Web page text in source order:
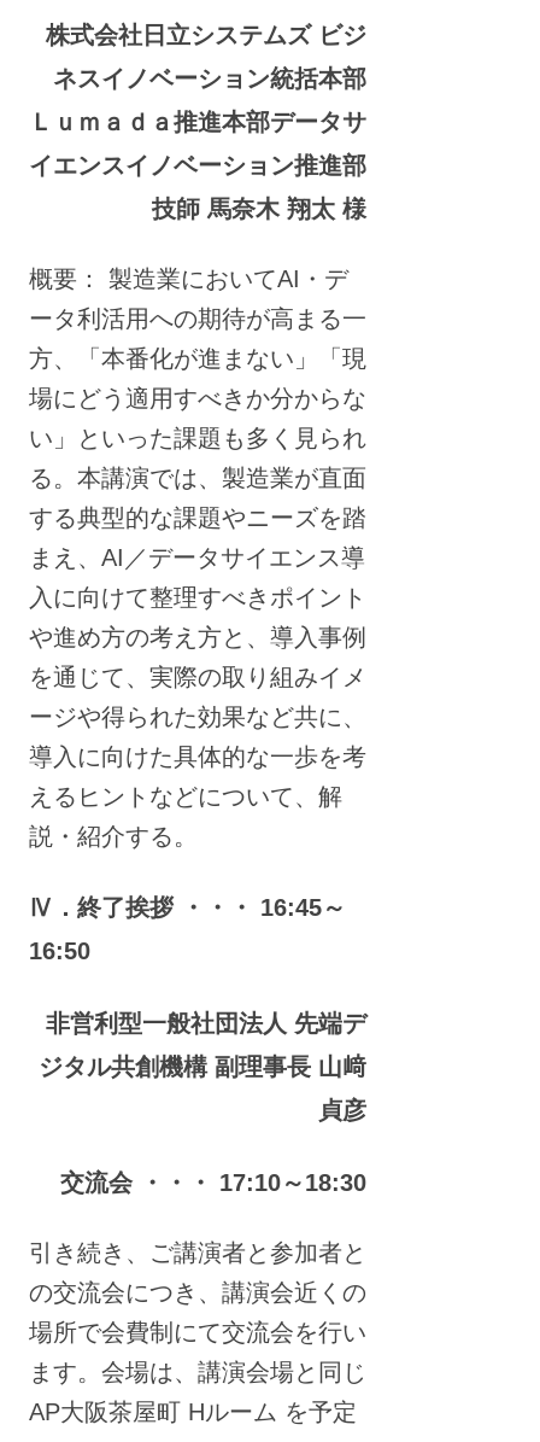
株式会社日立システムズ ビジ
ネスイノベーション統括本部
Ｌｕｍａｄａ推進本部データサ
イエンスイノベーション推進部
技師 馬奈木 翔太 様
概要： 製造業においてAI・デ
ータ利活用への期待が高まる一
方、「本番化が進まない」「現
場にどう適用すべきか分からな
い」といった課題も多く見られ
る。本講演では、製造業が直面
する典型的な課題やニーズを踏
まえ、AI／データサイエンス導
入に向けて整理すべきポイント
や進め方の考え方と、導入事例
を通じて、実際の取り組みイメ
ージや得られた効果など共に、
導入に向けた具体的な一歩を考
えるヒントなどについて、解
説・紹介する。
Ⅳ．終了挨拶 ・・・ 16:45～
16:50
非営利型一般社団法人 先端デ
ジタル共創機構 副理事長 山﨑
貞彦
交流会 ・・・ 17:10～18:30
引き続き、ご講演者と参加者と
の交流会につき、講演会近くの
場所で会費制にて交流会を行い
ます。会場は、講演会場と同じ
AP大阪茶屋町 Hルーム を予定